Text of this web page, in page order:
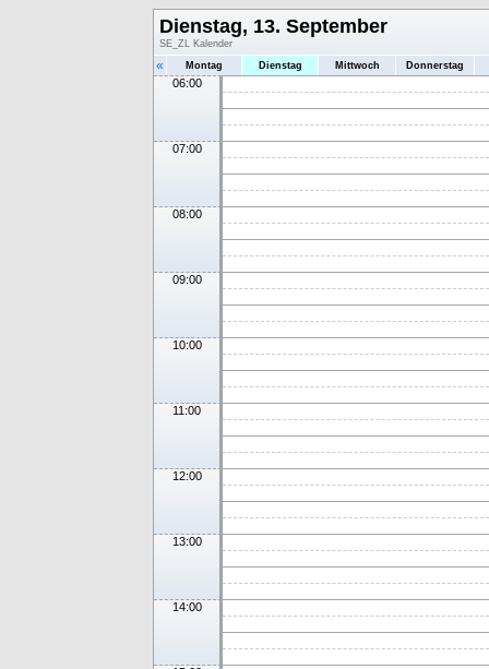
Dienstag, 13. September
SE_ZL Kalender
« Montag Dienstag Mittwoch Donnerstag
06:00
07:00
08:00
09:00
10:00
11:00
12:00
13:00
14:00